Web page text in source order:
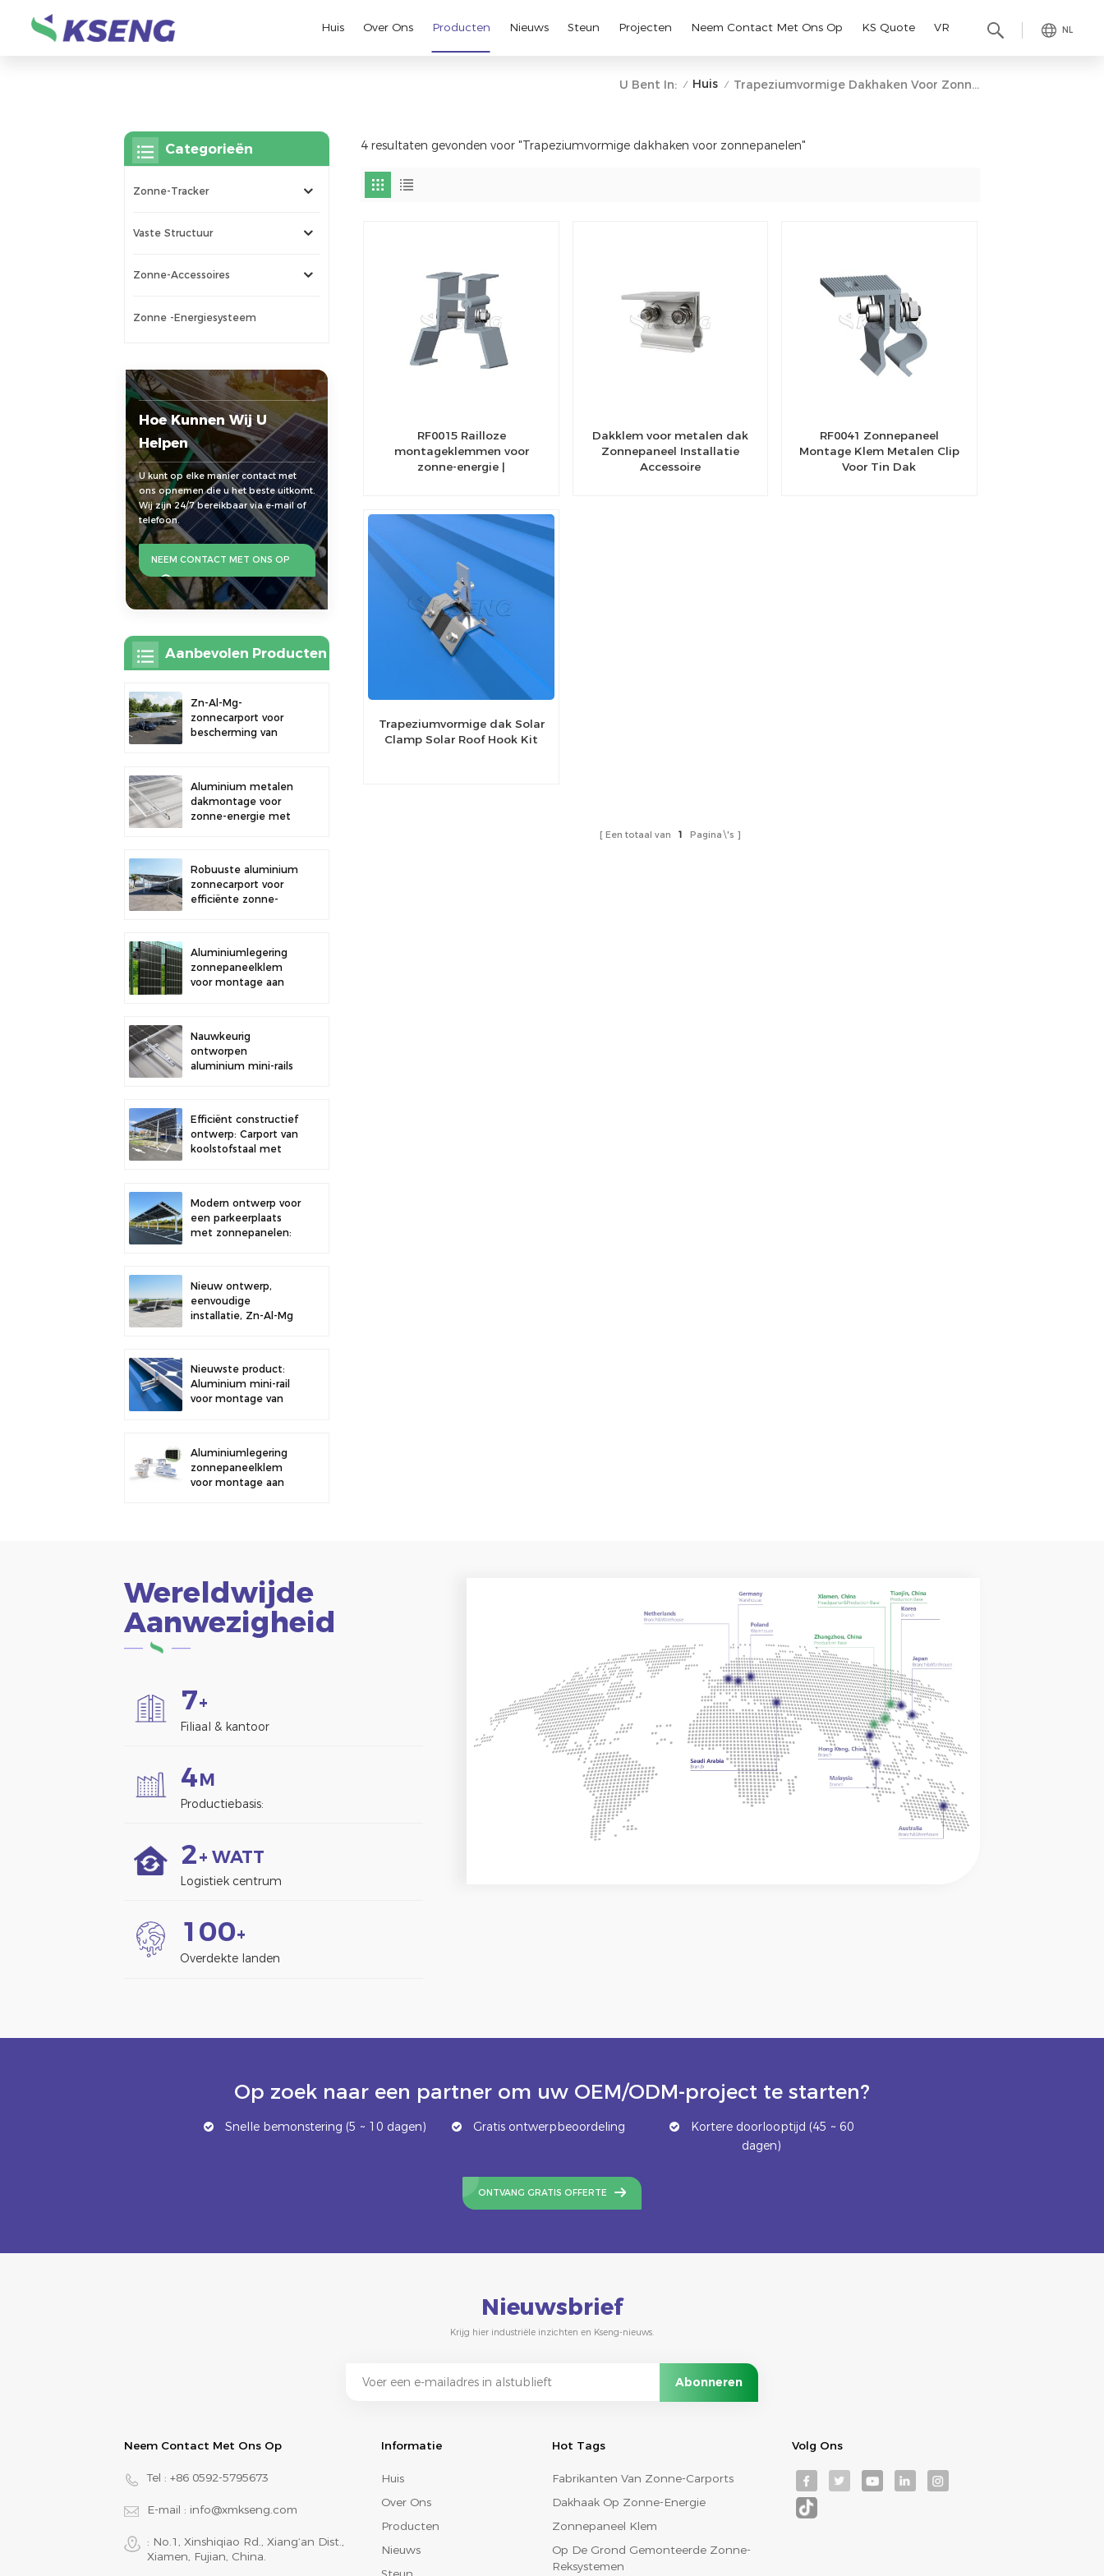
NL
Huis Over Ons Producten Nieuws Steun Projecten Neem Contact Met Ons Op KS Quote VR
U Bent In: / Huis / Trapeziumvormige Dakhaken Voor Zonnepanelen
4 resultaten gevonden voor "Trapeziumvormige dakhaken voor zonnepanelen"
RF0015 Railloze
montageklemmen voor
zonne-energie |
Dakklem voor metalen dak
Zonnepaneel Installatie
Accessoire
RF0041 Zonnepaneel
Montage Klem Metalen Clip
Voor Tin Dak
Trapeziumvormige dak Solar
Clamp Solar Roof Hook Kit
Een totaal van 1 Pagina\'s
Categorieën
Zonne-Tracker
Vaste Structuur
Zonne-Accessoires
Zonne -energiesysteem
Hoe Kunnen Wij U
Helpen
U kunt op elke manier contact met
ons opnemen die u het beste uitkomt.
Wij zijn 24/7 bereikbaar via e-mail of
telefoon.
NEEM CONTACT MET ONS OP
Aanbevolen Producten
Zn-Al-Mg-
zonnecarport voor
bescherming van
Aluminium metalen
dakmontage voor
zonne-energie met
Robuuste aluminium
zonnecarport voor
efficiënte zonne-
Aluminiumlegering
zonnepaneelklem
voor montage aan
Nauwkeurig
ontworpen
aluminium mini-rails
stabiliteit.
Efficiënt constructief
ontwerp: Carport van
koolstofstaal met
efficiëntie.
Modern ontwerp voor
een parkeerplaats
met zonnepanelen:
een
montagesysteem
voor zonnepanelen.
Nieuw ontwerp,
eenvoudige
installatie, Zn-Al-Mg
Nieuwste product:
Aluminium mini-rail
voor montage van
Aluminiumlegering
zonnepaneelklem
voor montage aan
Wereldwijde
Aanwezigheid
7+
Filiaal & kantoor
4M
Productiebasis:
2+ WATT
Logistiek centrum
1 00+
Overdekte landen
Op zoek naar een partner om uw OEM/ODM-project te starten?
Snelle bemonstering (5 ~ 10 dagen) Gratis ontwerpbeoordeling
Kortere doorlooptijd (45 ~ 60
dagen)
ONTVANG GRATIS OFFERTE
Nieuwsbrief
Krijg hier industriële inzichten en Kseng-nieuws.
Neem Contact Met Ons Op
Tel : +86 0592-5795673
E-mail : info@xmkseng.com
: No.1, Xinshiqiao Rd., Xiang‘an Dist.,
Xiamen, Fujian, China.
Informatie
Huis
Over Ons
Producten
Nieuws
Hot Tags
Fabrikanten Van Zonne-Carports
Dakhaak Op Zonne-Energie
Zonnepaneel Klem
Op De Grond Gemonteerde Zonne-
Reksystemen
Volg Ons